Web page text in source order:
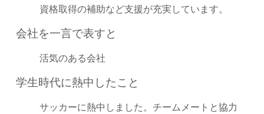
資格取得の補助など支援が充実しています。
会社を一言で表すと
活気のある会社
学生時代に熱中したこと
サッカーに熱中しました。チームメートと協力